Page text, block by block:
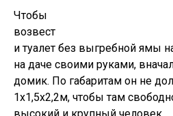
Чтобы
возвест
и туалет без выгребной ямы
на даче своими руками,
домик. По габаритам он не
1х1,5х2,2м, чтобы там